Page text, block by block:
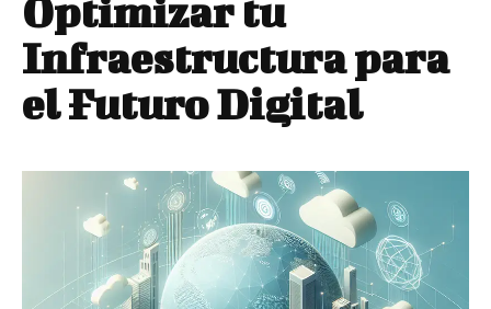
Optimizar tu
Infraestructura para
el Futuro Digital